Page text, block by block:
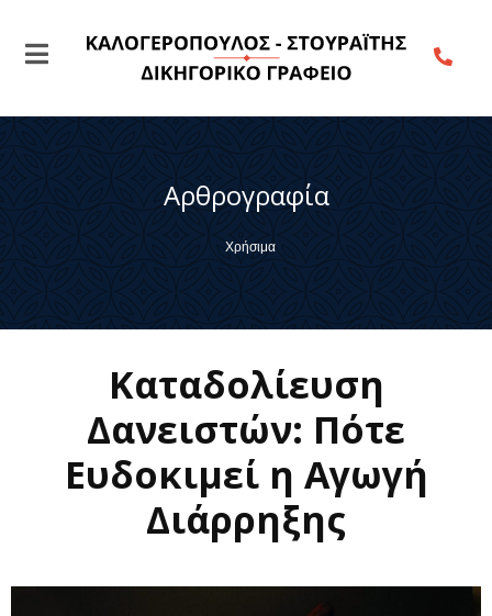
Αρθρογραφία
Χρήσιμα
Καταδολίευση
Δανειστών: Πότε
Ευδοκιμεί η Αγωγή
Διάρρηξης